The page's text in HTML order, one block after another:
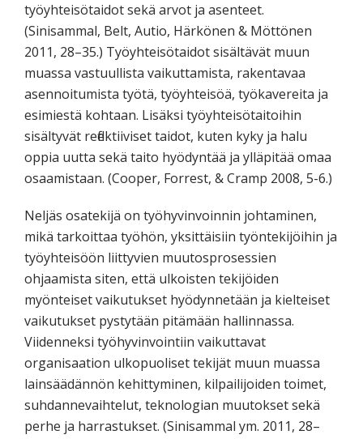
työyhteisötaidot sekä arvot ja asenteet.
(Sinisammal, Belt, Autio, Härkönen & Möttönen
2011, 28–35.) Työyhteisötaidot sisältävät muun
muassa vastuullista vaikuttamista, rakentavaa
asennoitumista työtä, työyhteisöä, työkavereita ja
esimiestä kohtaan. Lisäksi työyhteisötaitoihin
sisältyvät reflektiiviset taidot, kuten kyky ja halu
oppia uutta sekä taito hyödyntää ja ylläpitää omaa
osaamistaan. (Cooper, Forrest, & Cramp 2008, 5-6.)
Neljäs osatekijä on työhyvinvoinnin johtaminen,
mikä tarkoittaa työhön, yksittäisiin työntekijöihin ja
työyhteisöön liittyvien muutosprosessien
ohjaamista siten, että ulkoisten tekijöiden
myönteiset vaikutukset hyödynnetään ja kielteiset
vaikutukset pystytään pitämään hallinnassa.
Viidenneksi työhyvinvointiin vaikuttavat
organisaation ulkopuoliset tekijät muun muassa
lainsäädännön kehittyminen, kilpailijoiden toimet,
suhdannevaihtelut, teknologian muutokset sekä
perhe ja harrastukset. (Sinisammal ym. 2011, 28–